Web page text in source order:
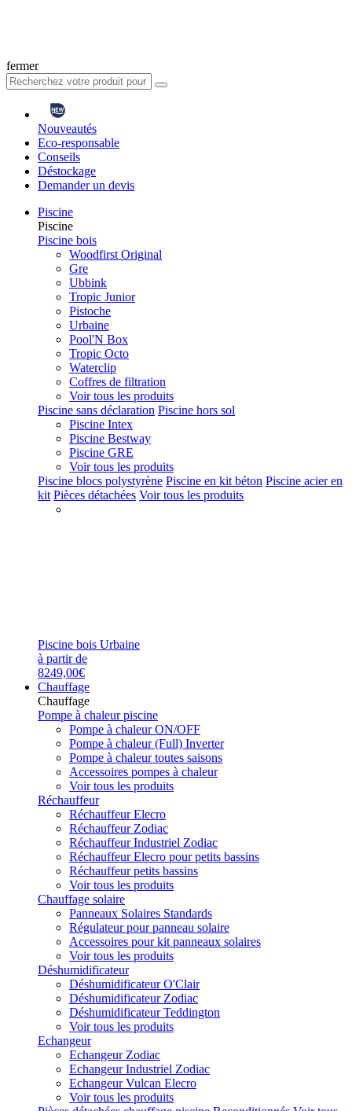
fermer
Nouveautés
Eco-responsable
Conseils
Déstockage
Demander un devis
Piscine
Piscine
Piscine bois
Woodfirst Original
Gre
Ubbink
Tropic Junior
Pistoche
Urbaine
Pool'N Box
Tropic Octo
Waterclip
Coffres de filtration
Voir tous les produits
Piscine sans déclaration Piscine hors sol
Piscine Intex
Piscine Bestway
Piscine GRE
Voir tous les produits
Piscine blocs polystyrène Piscine en kit béton Piscine acier en
kit Pièces détachées Voir tous les produits
Piscine bois Urbaine
à partir de
8249,00€
Chauffage
Chauffage
Pompe à chaleur piscine
Pompe à chaleur ON/OFF
Pompe à chaleur (Full) Inverter
Pompe à chaleur toutes saisons
Accessoires pompes à chaleur
Voir tous les produits
Réchauffeur
Réchauffeur Elecro
Réchauffeur Zodiac
Réchauffeur Industriel Zodiac
Réchauffeur Elecro pour petits bassins
Réchauffeur petits bassins
Voir tous les produits
Chauffage solaire
Panneaux Solaires Standards
Régulateur pour panneau solaire
Accessoires pour kit panneaux solaires
Voir tous les produits
Déshumidificateur
Déshumidificateur O'Clair
Déshumidificateur Zodiac
Déshumidificateur Teddington
Voir tous les produits
Echangeur
Echangeur Zodiac
Echangeur Industriel Zodiac
Echangeur Vulcan Elecro
Voir tous les produits